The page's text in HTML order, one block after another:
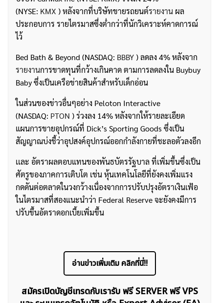
ค้นหา
สำหรับ:
(NYSE: KMX ) หลังจากที่บริษัทขายรถยนต์รายงาน ผล
ประกอบการ รายไตรมาสซึ่งต่ำกว่าที่นักวิเคราะห์คาดการณ์
ไว้
Bed Bath & Beyond (NASDAQ: BBBY) ลดลง 4% หลังจาก
รายงานการขาดทุนที่กว้างเกินคาด ตามการลดลงใน Buybuy
Baby ซึ่งเป็นเครือข่ายสินค้าสำหรับเด็กอ่อน
ในส่วนของข่าวอื่นๆอย่าง Peloton Interactive
(NASDAQ: PTON ) ร่วงลง 14% หลังจากให้รายละเอียด
แผนการขายอุปกรณ์ที่ Dick’s Sporting Goods ซึ่งเป็น
สัญญาณบ่งชี้ว่าอุปสงค์อุปกรณ์ออกกำลังกายที่ชะลอตัวลงอีก
เเละ อัตราผลตอบแทนของพันธบัตรรัฐบาล ที่เพิ่มขึ้นซึ่งเป็น
ศัตรูของภาคการเติบโต เช่น หุ้นเทคโนโลยีที่ยังคงเพิ่มแรง
กดดันต่อตลาดในวงกว้างเนื่องจากการปรับปรุงอัตราเงินเฟ้อ
ในไตรมาสที่สองแนะนำว่า Federal Reserve จะยังคงมีการ
ปรับขึ้นอัตราดอกเบี้ยเพิ่มขึ้น
อ่านข่าวเพิ่มเติม คลิกที่นี่!!
สมัครเปิดบัญชีเทรดกับเรารับ ฟรี SERVER ฟรี VPS